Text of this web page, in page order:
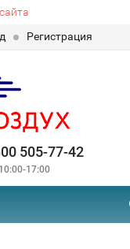
Регистрация
505-77-42
17:00